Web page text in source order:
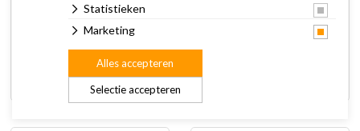
Agapornis - Grote Parkiet
zonder Zonnepitten 2 kg
6,20
Agapornis - Grote Parkiet
zonder Zonnepitten 5 kg
Statistieken
Marketing
Selectie accepteren
Alles accepteren